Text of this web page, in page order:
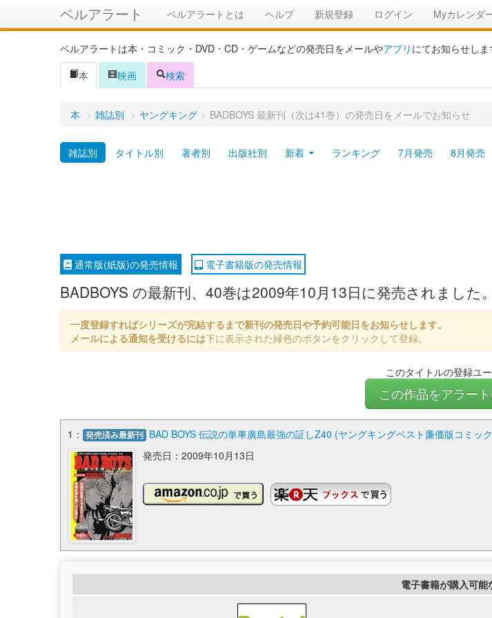
ベルアラート ベルアラートとは ヘルプ 新規登録 ログイン Myカレンダ
ベルアラートは本・コミック・DVD・CD・ゲームなどの発売日をメールやアプリ にてお知らせしま
本
映画 検索
本 > 雑誌別 > ヤングキング > BADBOYS 最新刊（次は41巻）の発売日をメールでお知らせ
雑誌別 タイトル別 著者別 出版社別 新着 ランキング 7月発売 8月発売
通常版(紙版)の発売情報 電子書籍版の発売情報
BADBOYS の最新刊、40巻は2009年10月13日に発売されました
一度登録すればシリーズが完結するまで新刊の発売日や予約可能日をお知らせします。
メールによる通知を受けるには下に表示された緑色のボタンをクリックして登録。
このタイトルの登録ユ
この作品をアラー
1： 発売済み最新刊 BAD BOYS 伝説の単車廣島最強の証しZ40 (ヤングキングベスト廉価版コミッ
発売日：2009年10月13日
電子書籍が購入可能